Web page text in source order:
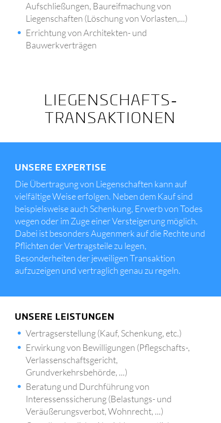
Aufschließungen, Baureifmachung von
Liegenschaften (Löschung von Vorlasten,...)
Errichtung von Architekten- und
Bauwerkverträgen
LIEGENSCHAFTS­
TRANSAKTIONEN
UNSERE EXPERTISE
Die Übertragung von Liegenschaften kann auf
vielfältige Weise erfolgen. Neben dem Kauf sind
beispielsweise auch Schenkung, Erwerb von Todes
wegen oder im Zuge einer Versteigerung möglich.
Dabei ist besonders Augenmerk auf die Rechte und
Pflichten der Vertragsteile zu legen,
Besonderheiten der jeweiligen Transaktion
aufzuzeigen und vertraglich genau zu regeln.
UNSERE LEISTUNGEN
Vertragserstellung (Kauf, Schenkung, etc.)
Erwirkung von Bewilligungen (Pflegschafts-,
Verlassenschaftsgericht,
Grundverkehrsbehörde, ...)
Beratung und Durchführung von
Interessenssicherung (Belastungs- und
Veräußerungsverbot, Wohnrecht, ...)